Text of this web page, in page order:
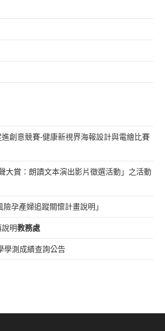
創意競賽-健康新視界海報設計與電繪比賽
大賞：朗讀文本演出影片徵選活動」之活動
孕產婦追蹤關懷計畫說明」
明教務處
學測成績查詢公告